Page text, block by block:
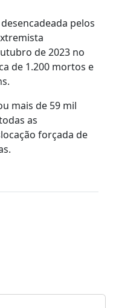
pelos
de 2023 no
de 1.200 mortos e
mais de 59 mil
as
forçada de